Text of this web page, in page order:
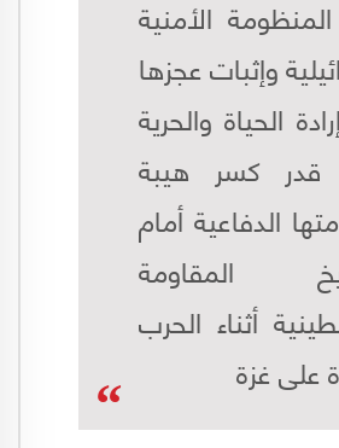
الأمنية
وإثبات عجزها
الحياة والحرية
قدر كسر هيبة
الدفاعية أمام
المقاومة
أثناء الحرب
على غزة